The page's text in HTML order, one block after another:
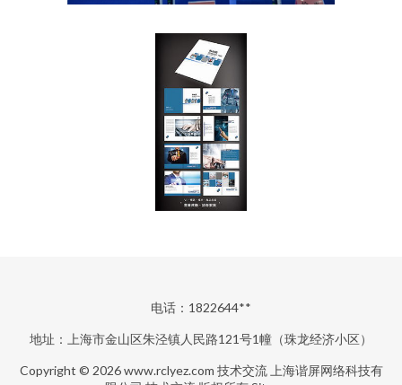
电话：1822644**
地址：上海市金山区朱泾镇人民路121号1幢（珠龙经济小区）
Copyright © 2026www.rclyez.com 技术交流 上海谐屏网络科技有